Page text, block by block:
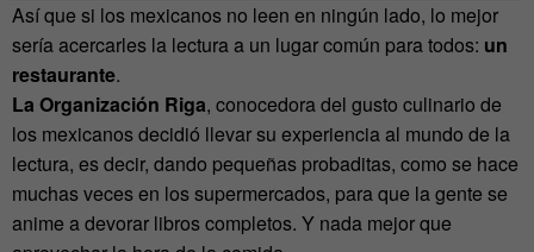
Así que si los mexicanos no leen en ningún lado, lo mejor
sería acercarles la lectura a un lugar común para todos: un
restaurante.
La Organización Riga, conocedora del gusto culinario de
los mexicanos decidió llevar su experiencia al mundo de la
lectura, es decir, dando pequeñas probaditas, como se hace
muchas veces en los supermercados, para que la gente se
anime a devorar libros completos. Y nada mejor que